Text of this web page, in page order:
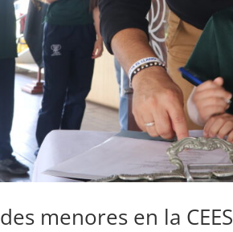
menores en la CEES